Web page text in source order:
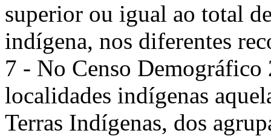
superior ou igual ao total
indígena, nos diferentes
7 - No Censo Demográfico
localidades indígenas
Terras Indígenas, dos